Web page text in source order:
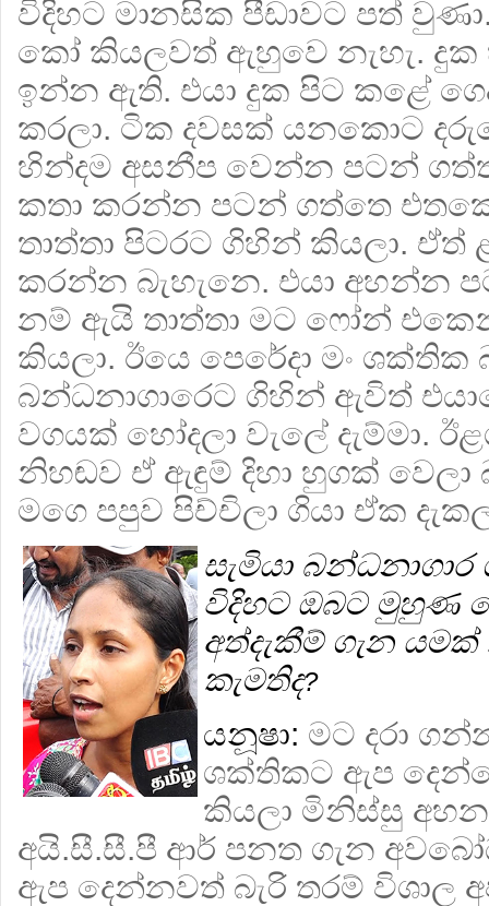
විදිහට මානසික පීඩාවට පත්
කෝ කියලවත් ඇහුවෙ නැහැ. දුක
ඉන්න ඇති. එයා දුක පිට කළේ
කරලා. ටික දවසක් යනකොට
හින්දම අසනීප වෙන්න පටන්
කතා කරන්න පටන් ගත්තෙ
තාත්තා පිටරට ගිහින් කියලා.
කරන්න බැහැනෙ. එයා අහන්න
නම් ඇයි තාත්තා මට ෆෝන්
කියලා. ඊයෙ පෙරේදා මං
බන්ධනාගාරෙට ගිහින් ඇවිත්
වගයක් හෝදලා වැලේ දැම්මා.
නිහඬව ඒ ඇඳුම් දිහා හුගක් වෙලා
මගෙ පපුව පිච්චිලා ගියා ඒක
සැමියා
විදිහට ඔබට මුහුණ
අත්දැකීම් ගැන
කැමතිද?
යනූෂා: මට දරා
ශක්තිකට ඇප
කියලා මිනිස්සු
අයි.සී.සී.පී ආර් පනත ගැන
ඇප දෙන්නවත් බැරි තරම් විශාල